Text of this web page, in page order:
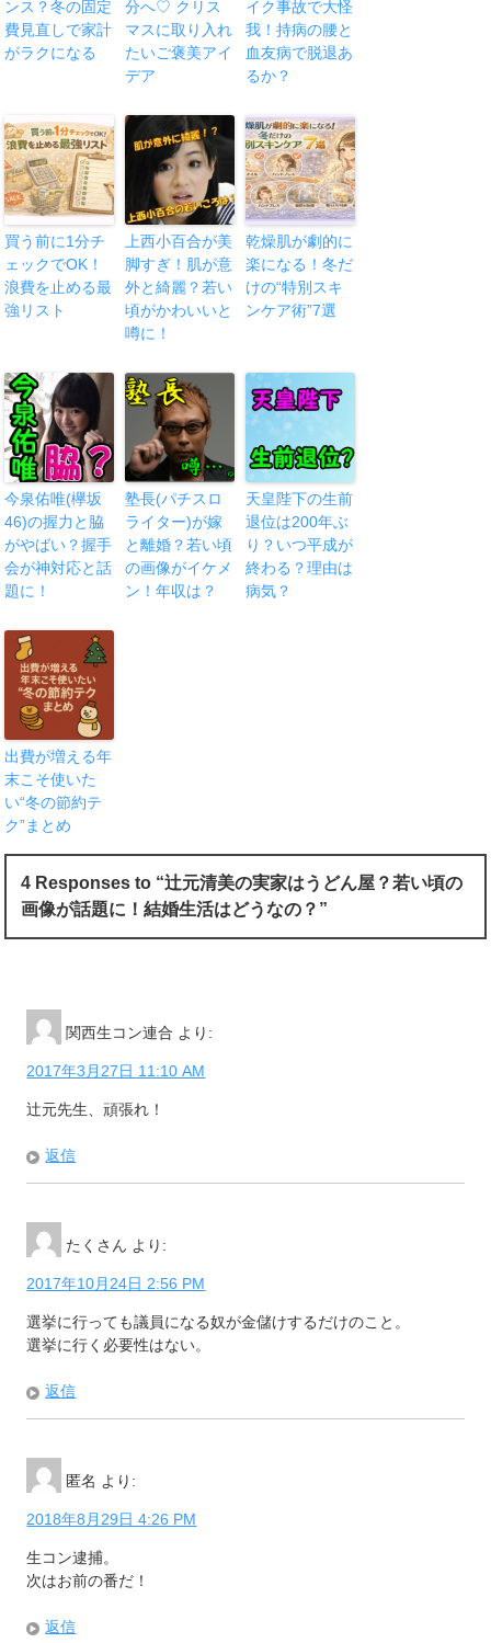
ンス？冬の固定
費見直しで家計
がラクになる
分へ♡ クリス
マスに取り入れ
たいご褒美アイ
デア
イク事故で大怪
我！持病の腰と
血友病で脱退あ
るか？
買う前に1分チ
ェックでOK！
浪費を止める最
強リスト
上西小百合が美
脚すぎ！肌が意
外と綺麗？若い
頃がかわいいと
噂に！
乾燥肌が劇的に
楽になる！冬だ
けの“特別スキ
ンケア術”7選
今泉佑唯(欅坂
46)の握力と脇
がやばい？握手
会が神対応と話
題に！
塾長(パチスロ
ライター)が嫁
と離婚？若い頃
の画像がイケメ
ン！年収は？
天皇陛下の生前
退位は200年ぶ
り？いつ平成が
終わる？理由は
病気？
出費が増える年
末こそ使いた
い“冬の節約テ
ク”まとめ
4 Responses to “辻元清美の実家はうどん屋？若い頃の
画像が話題に！結婚生活はどうなの？”
関西生コン連合 より:
2017年3月27日 11:10 AM
辻元先生、頑張れ！
返信
たくさん より:
2017年10月24日 2:56 PM
選挙に行っても議員になる奴が金儲けするだけのこと。
選挙に行く必要性はない。
返信
匿名 より:
2018年8月29日 4:26 PM
生コン逮捕。
次はお前の番だ！
返信